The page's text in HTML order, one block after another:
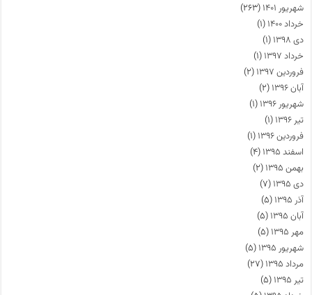
شهریور ۱۴۰۱
(۲۶۳)
خرداد ۱۴۰۰
(۱)
دی ۱۳۹۸
(۱)
خرداد ۱۳۹۷
(۱)
فروردین ۱۳۹۷
(۲)
آبان ۱۳۹۶
(۲)
شهریور ۱۳۹۶
(۱)
تیر ۱۳۹۶
(۱)
فروردین ۱۳۹۶
(۱)
اسفند ۱۳۹۵
(۴)
بهمن ۱۳۹۵
(۲)
دی ۱۳۹۵
(۷)
آذر ۱۳۹۵
(۵)
آبان ۱۳۹۵
(۵)
مهر ۱۳۹۵
(۵)
شهریور ۱۳۹۵
(۵)
مرداد ۱۳۹۵
(۲۷)
تیر ۱۳۹۵
(۵)